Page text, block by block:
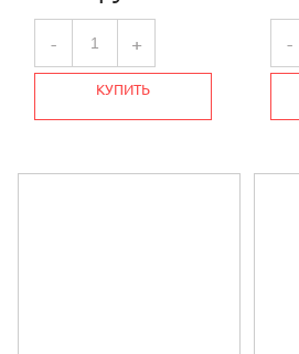
- +
КУПИТЬ
-